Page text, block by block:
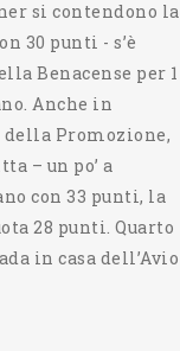
si contendono la
30 punti - s’è
Benacense per 1
Anche in
della Promozione,
– un po’ a
con 33 punti, la
28 punti. Quarto
in casa dell’Avio